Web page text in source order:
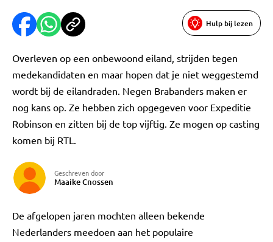
Hulp bij lezen
Overleven op een onbewoond eiland, strijden tegen
medekandidaten en maar hopen dat je niet weggestemd
wordt bij de eilandraden. Negen Brabanders maken er
nog kans op. Ze hebben zich opgegeven voor Expeditie
Robinson en zitten bij de top vijftig. Ze mogen op casting
komen bij RTL.
Geschreven door
Maaike Cnossen
De afgelopen jaren mochten alleen bekende
Nederlanders meedoen aan het populaire